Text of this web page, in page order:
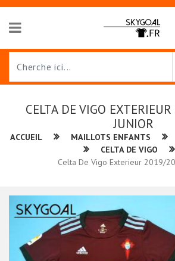
CELTA DE VIGO
JUNIOR
ACCUEIL MAILLOTS ENFANTS
CELTA DE VIGO
Celta De Vigo Exterieur 2019/